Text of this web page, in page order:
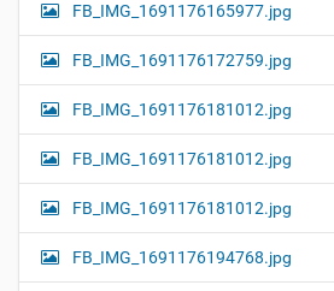
FB_IMG_1691176165977.jpg
FB_IMG_1691176172759.jpg
FB_IMG_1691176181012.jpg
FB_IMG_1691176181012.jpg
FB_IMG_1691176181012.jpg
FB_IMG_1691176194768.jpg